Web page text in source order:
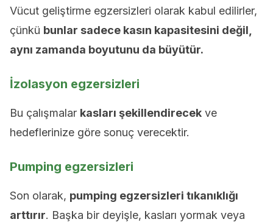
Vücut geliştirme egzersizleri olarak kabul edilirler,
çünkü bunlar sadece kasın kapasitesini değil,
aynı zamanda boyutunu da büyütür.
İzolasyon egzersizleri
Bu çalışmalar kasları şekillendirecek ve
hedeflerinize göre sonuç verecektir.
Pumping egzersizleri
Son olarak, pumping egzersizleri tıkanıklığı
arttırır. Başka bir deyişle, kasları yormak veya